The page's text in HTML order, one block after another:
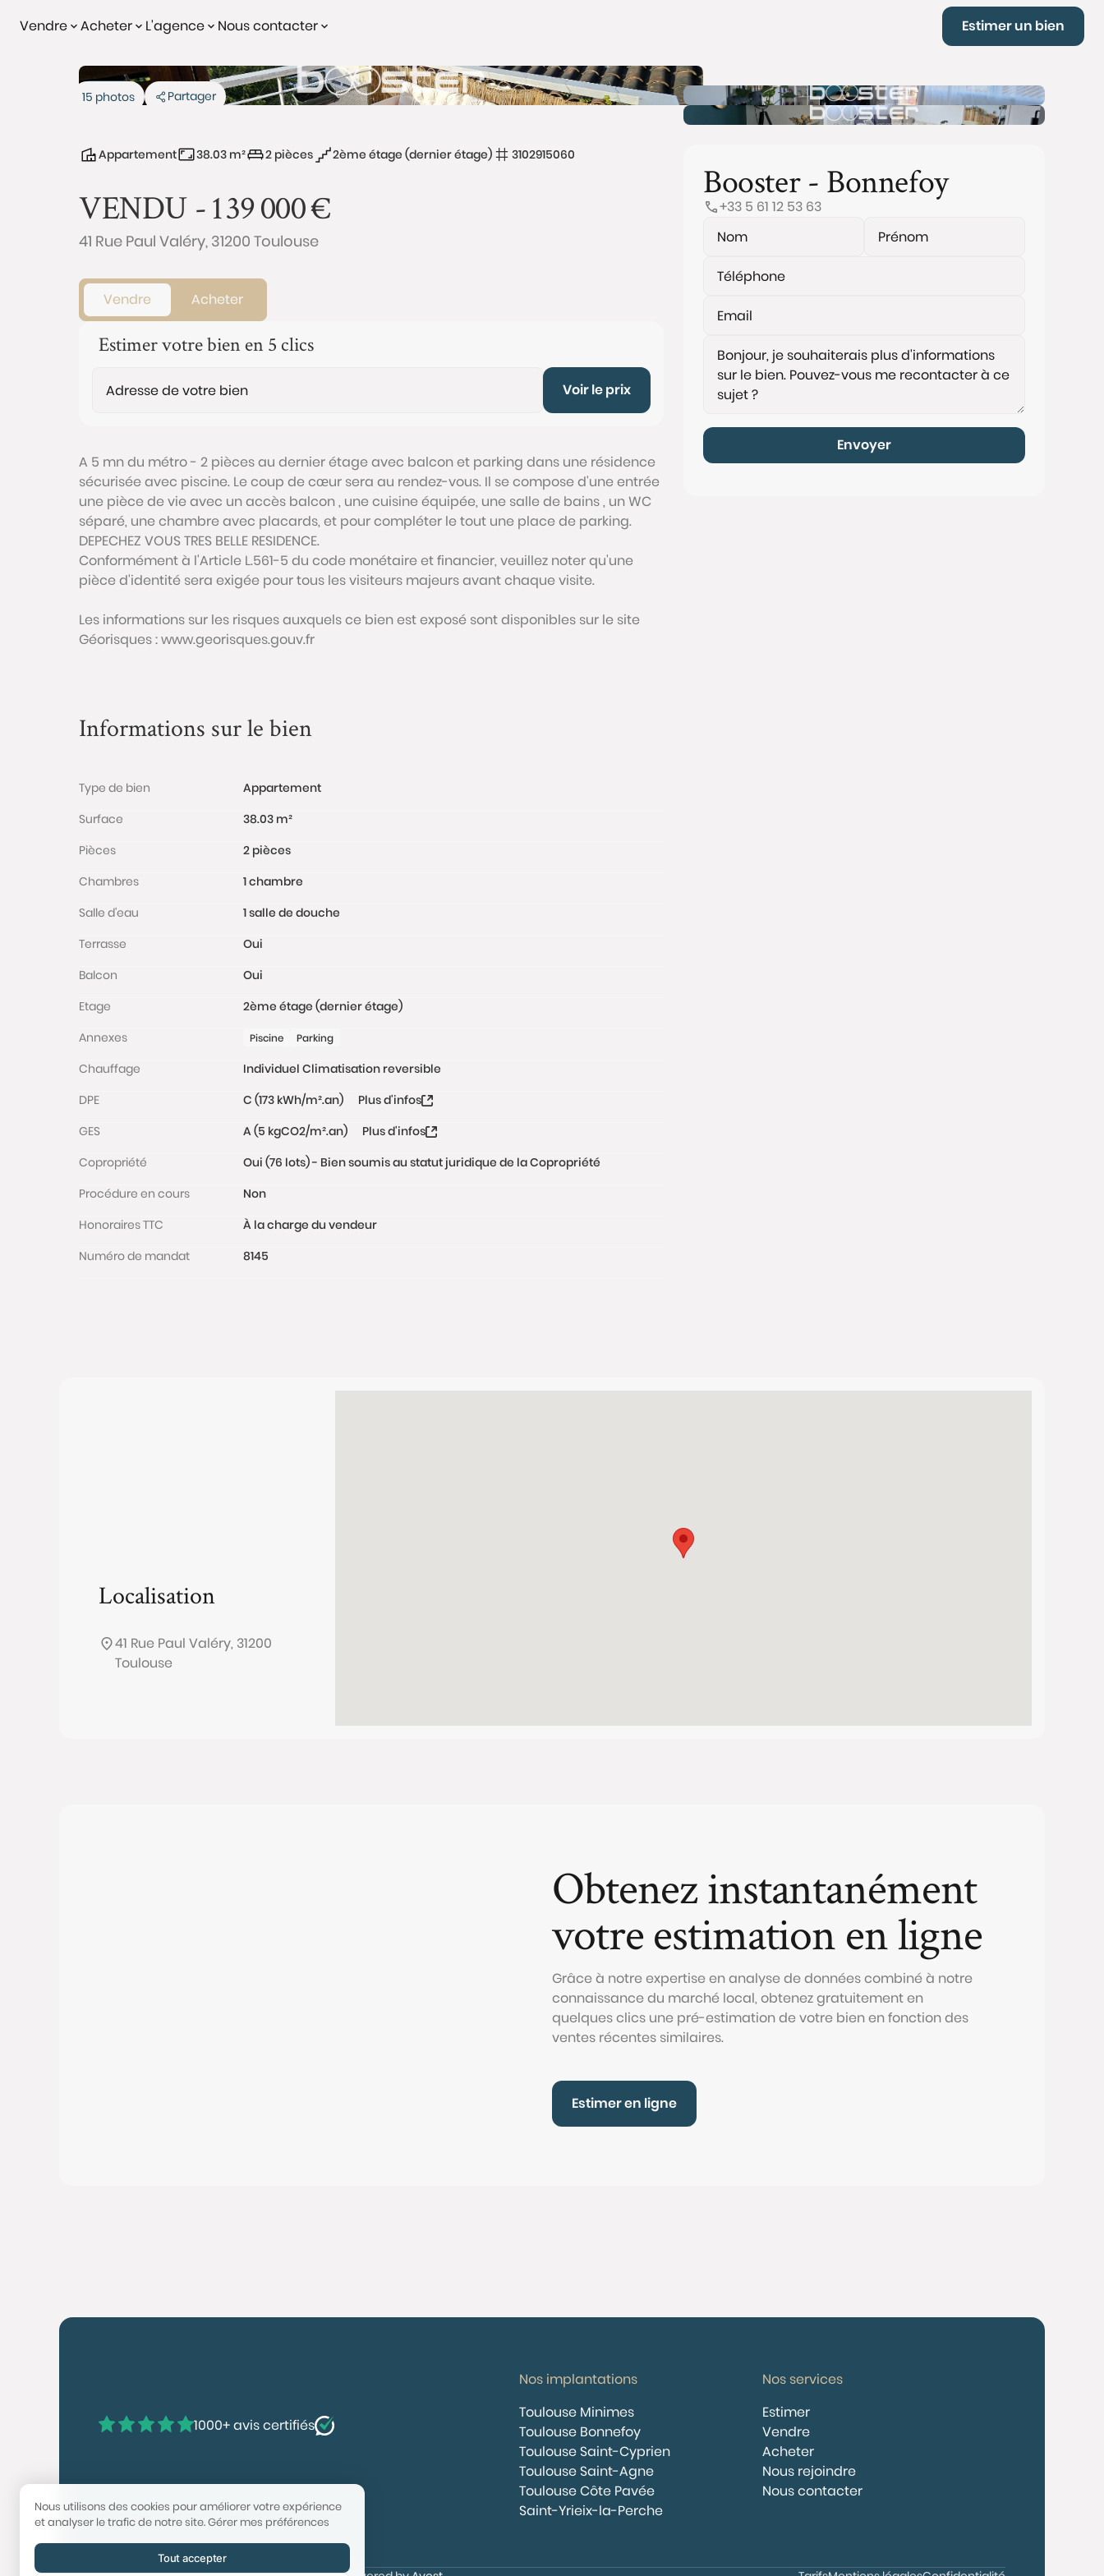
Vendre Acheter L'agence Nous contacter Estimer un bien
Vendu
15 photos Partager
Appartement 38.03 m² 2 pièces 2ème étage (dernier étage) 3102915060
VENDU -139 000€
41 Rue Paul Valéry, 31200 Toulouse
Vendre Acheter
Estimer votre bien en 5 clics
Voir le prix
A 5 mn du métro - 2 pièces au dernier étage avec balcon et parking dans une résidence
sécurisée avec piscine. Le coup de cœur sera au rendez-vous. Il se compose d'une entrée
une pièce de vie avec un accès balcon , une cuisine équipée, une salle de bains , un WC
séparé, une chambre avec placards, et pour compléter le tout une place de parking.
DEPECHEZ VOUS TRES BELLE RESIDENCE.
Conformément à l'Article L.561-5 du code monétaire et financier, veuillez noter qu'une
pièce d'identité sera exigée pour tous les visiteurs majeurs avant chaque visite.
Les informations sur les risques auxquels ce bien est exposé sont disponibles sur le site
Géorisques : www.georisques.gouv.fr
Informations sur le bien
Type de bien
Appartement
Surface
38.03 m²
Pièces
2 pièces
Chambres
1 chambre
Salle d'eau
1 salle de douche
Terrasse
Oui
Balcon
Oui
Etage
2ème étage (dernier étage)
Annexes
Piscine Parking
Chauffage
Individuel Climatisation reversible
DPE
C (173 kWh/m².an)
Plus d'infos
GES
A (5 kgCO2/m².an)
Plus d'infos
Copropriété
Oui (76 lots) - Bien soumis au statut juridique de la Copropriété
Procédure en cours
Non
Honoraires TTC
À la charge du vendeur
Numéro de mandat
8145
Booster - Bonnefoy
+33 5 61 12 53 63
Envoyer
Localisation
41 Rue Paul Valéry, 31200
Toulouse
Obtenez instantanément
votre estimation en ligne
Grâce à notre expertise en analyse de données combiné à notre
connaissance du marché local, obtenez gratuitement en
quelques clics une pré-estimation de votre bien en fonction des
ventes récentes similaires.
Estimer en ligne
1000+ avis certifiés
Nos implantations
Toulouse Minimes
Toulouse Bonnefoy
Toulouse Saint-Cyprien
Toulouse Saint-Agne
Toulouse Côte Pavée
Saint-Yrieix-la-Perche
Nos services
Estimer
Vendre
Acheter
Nous rejoindre
Nous contacter
Nous utilisons des cookies pour améliorer votre expérience
et analyser le trafic de notre site.Gérer mes préférences
Tout accepter